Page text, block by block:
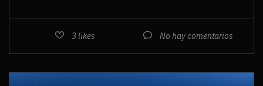
3likes No hay comentarios